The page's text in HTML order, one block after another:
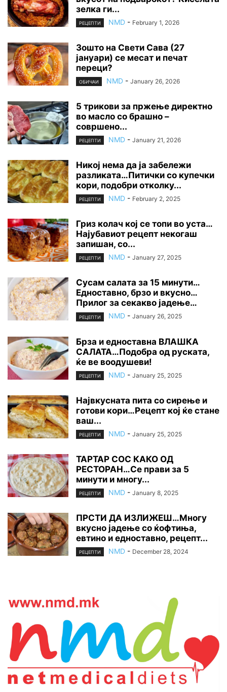
зелка ги...
РЕЦЕПТИ NMD - February 1, 2026
Зошто на Свети Сава (27
јануари) се месат и печат
переци?
ОБИЧАИ NMD - January 26, 2026
5 трикови за пржење директно
во масло со брашно –
совршено...
РЕЦЕПТИ NMD - January 21, 2026
Никој нема да ја забележи
разликата…Питички со купечки
кори, подобри отколку...
РЕЦЕПТИ NMD - February 2, 2025
Гриз колач кој се топи во уста…
Најубавиот рецепт некогаш
запишан, со...
РЕЦЕПТИ NMD - January 27, 2025
Сусам салата за 15 минути…
Едноставно, брзо и вкусно…
Прилог за секакво јадење…
РЕЦЕПТИ NMD - January 26, 2025
Брза и едноставна ВЛАШКА
САЛАТА…Подобра од руската,
ќе ве воодушеви!
РЕЦЕПТИ NMD - January 25, 2025
Највкусната пита со сирење и
готови кори…Рецепт кој ќе стане
ваш...
РЕЦЕПТИ NMD - January 25, 2025
ТАРТАР СОС КАКО ОД
РЕСТОРАН…Се прави за 5
минути и многу...
РЕЦЕПТИ NMD - January 8, 2025
ПРСТИ ДА ИЗЛИЖЕШ…Многу
вкусно јадење со ќофтиња,
евтино и едноставно, рецепт...
РЕЦЕПТИ NMD - December 28, 2024